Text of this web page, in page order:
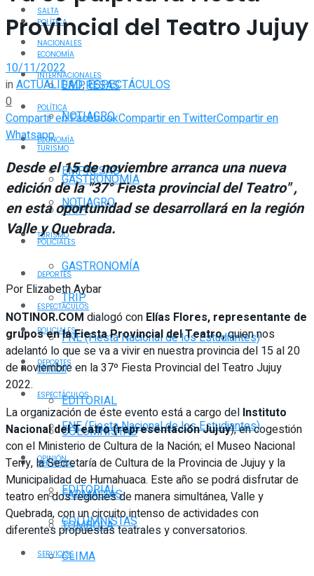
POLÍTICA
ECONOMÍA
EMPRESAS
NOTIAGRO
TURISMO
GASTRONOMÍA
TRIP
POLICIALES
DEPORTES
ESPECTÁCULOS
FNE (Fiesta Nacional de los Estudiantes)
OPINIÓN
EDITORIAL
COLUMNISTAS
SERVICIOS
FARMACIAS
TOMBOLA
CLIMA
SALTA
NACIONALES
INTERNACIONALES
POLÍTICA
ECONOMÍA
EMPRESAS
NOTIAGRO
TURISMO
GASTRONOMÍA
TRIP
POLICIALES
DEPORTES
ESPECTÁCULOS
FNE (Fiesta Nacional de los Estudiantes)
OPINIÓN
EDITORIAL
COLUMNISTAS
SERVICIOS
Provincial del Teatro Jujuy
10/11/2022
inACTUALIDAD,ESPECTÁCULOS
0
Compartir en FacebookCompartir en TwitterCompartir en
Whatsapp
Desde el 15 de noviembre arranca una nueva
edición de la "37° Fiesta provincial del Teatro" ,
en esta oportunidad se desarrollará en la región
Valle y Quebrada.
Por Elizabeth Aybar
NOTINOR.COM dialogó con Elías Flores, representante de
grupos en la Fiesta Provincial del Teatro,quien nos
adelantó lo que se va a vivir en nuestra provincia del 15 al 20
de noviembre en la 37º Fiesta Provincial del Teatro Jujuy
2022.
La organización de éste evento está a cargo del Instituto
Nacional del Teatro (representación Jujuy), en cogestión
con el Ministerio de Cultura de la Nación; el Museo Nacional
Terry, la Secretaría de Cultura de la Provincia de Jujuy y la
Municipalidad de Humahuaca. Este año se podrá disfrutar de
teatro en dos regiones de manera simultánea, Valle y
Quebrada, con un circuito intenso de actividades con
diferentes propuestas teatrales y conversatorios.